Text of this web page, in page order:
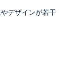
デザインが若干